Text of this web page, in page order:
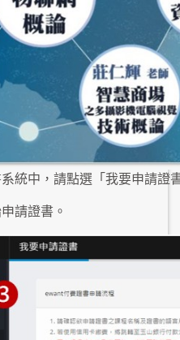
統中，請點選「我要申請證
請證書。